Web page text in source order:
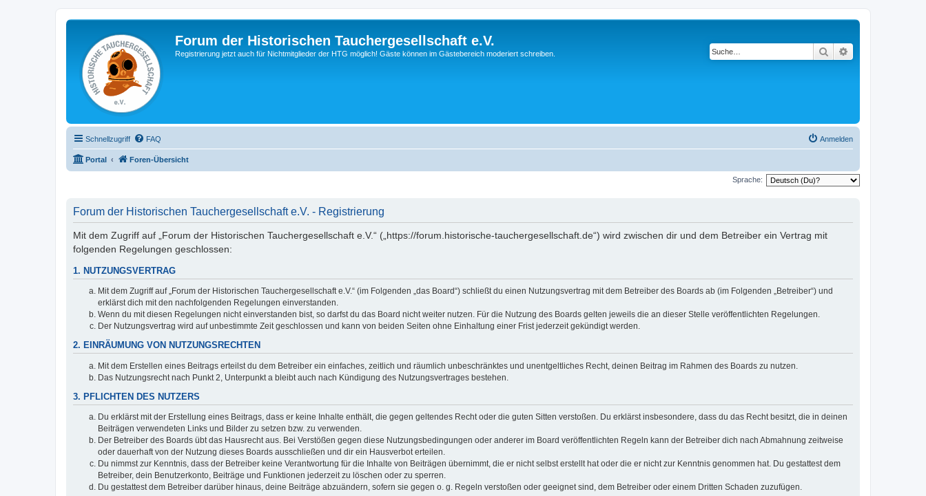
Forum der Historischen Tauchergesellschaft e.V.
Registrierung jetzt auch für Nichtmitglieder der HTG möglich! Gäste können im Gästebereich moderiert schreiben. Suche
Schnellzugriff FAQ Anmelden
Portal Foren-Übersicht
Sprache:
Forum der Historischen Tauchergesellschaft e.V. - Registrierung
Mit dem Zugriff auf „Forum der Historischen Tauchergesellschaft e.V.“ („https://forum.historische-tauchergesellschaft.de“) wird zwischen dir und dem Betreiber ein Vertrag mit
folgenden Regelungen geschlossen:
1. NUTZUNGSVERTRAG
Mit dem Zugriff auf „Forum der Historischen Tauchergesellschaft e.V.“ (im Folgenden „das Board“) schließt du einen Nutzungsvertrag mit dem Betreiber des Boards ab (im Folgenden „Betreiber“) und
erklärst dich mit den nachfolgenden Regelungen einverstanden.
Wenn du mit diesen Regelungen nicht einverstanden bist, so darfst du das Board nicht weiter nutzen. Für die Nutzung des Boards gelten jeweils die an dieser Stelle veröffentlichten Regelungen.
Der Nutzungsvertrag wird auf unbestimmte Zeit geschlossen und kann von beiden Seiten ohne Einhaltung einer Frist jederzeit gekündigt werden.
2. EINRÄUMUNG VON NUTZUNGSRECHTEN
Mit dem Erstellen eines Beitrags erteilst du dem Betreiber ein einfaches, zeitlich und räumlich unbeschränktes und unentgeltliches Recht, deinen Beitrag im Rahmen des Boards zu nutzen.
Das Nutzungsrecht nach Punkt 2, Unterpunkt a bleibt auch nach Kündigung des Nutzungsvertrages bestehen.
3. PFLICHTEN DES NUTZERS
Du erklärst mit der Erstellung eines Beitrags, dass er keine Inhalte enthält, die gegen geltendes Recht oder die guten Sitten verstoßen. Du erklärst insbesondere, dass du das Recht besitzt, die in deinen
Beiträgen verwendeten Links und Bilder zu setzen bzw. zu verwenden.
Der Betreiber des Boards übt das Hausrecht aus. Bei Verstößen gegen diese Nutzungsbedingungen oder anderer im Board veröffentlichten Regeln kann der Betreiber dich nach Abmahnung zeitweise
oder dauerhaft von der Nutzung dieses Boards ausschließen und dir ein Hausverbot erteilen.
Du nimmst zur Kenntnis, dass der Betreiber keine Verantwortung für die Inhalte von Beiträgen übernimmt, die er nicht selbst erstellt hat oder die er nicht zur Kenntnis genommen hat. Du gestattest dem
Betreiber, dein Benutzerkonto, Beiträge und Funktionen jederzeit zu löschen oder zu sperren.
Du gestattest dem Betreiber darüber hinaus, deine Beiträge abzuändern, sofern sie gegen o. g. Regeln verstoßen oder geeignet sind, dem Betreiber oder einem Dritten Schaden zuzufügen.